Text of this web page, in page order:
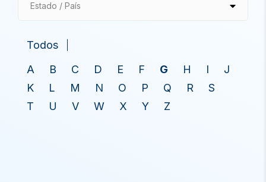
Estado / País
Todos
A
B C D E F G H I
J
K
L M N O P Q R
S
T
U V W X Y Z